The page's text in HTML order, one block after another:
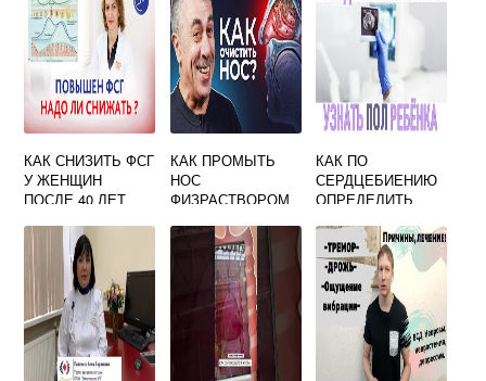
КАК СНИЗИТЬ ФСГ
У ЖЕНЩИН
ПОСЛЕ 40 ЛЕТ
ЗАБЕРЕМЕНЕТЬ
КАК ПРОМЫТЬ
НОС
ФИЗРАСТВОРОМ
ВОЗРАСТЕ ОТ 1
ДО 4 ЛЕТ
КАК ПО
СЕРДЦЕБИЕНИЮ
ОПРЕДЕЛИТЬ
12 НЕДЕЛЕ
БЕРЕМЕННОСТИ